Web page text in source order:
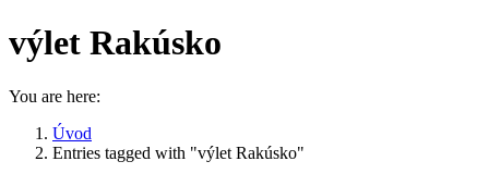
výlet Rakúsko
You are here:
Úvod
Entries tagged with "výlet Rakúsko"